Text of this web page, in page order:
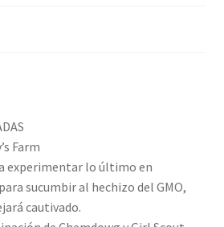
Farm
experimentar lo último en
sucumbir al hechizo del GMO,
cautivado.